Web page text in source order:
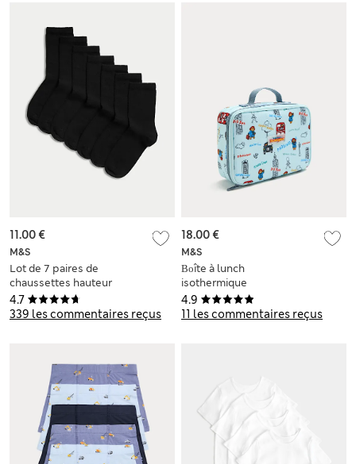
4.7
339 les commentaires reçus
M&S
Lot de 7 paires de
chaussettes hauteur
cheville, idéales
pour l’école
11.00 €
4.9
11 les commentaires reçus
M&S
Βοîte à lunch
isothermique
enfants à motif
Paddington™
18.00 €